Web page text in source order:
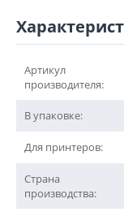
Артикул
производителя:
В упаковке:
Для принтеров:
Страна
производства: